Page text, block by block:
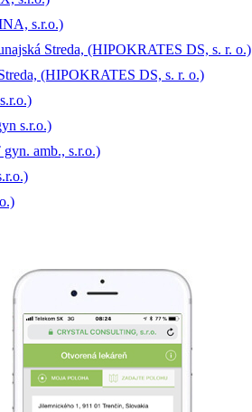
s.r.o.)
Streda, (HIPOKRATES DS, s. r. o.)
(HIPOKRATES DS, s. r. o.)
s.r.o.)
amb., s.r.o.)